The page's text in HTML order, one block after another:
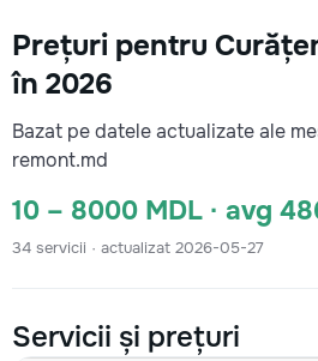
Prețuri pentru
în 2026
Bazat pe datele actualizate ale
remont.md
10 – 8000 MDL · avg
34 servicii · actualizat 2026-05-27
Servicii și prețuri